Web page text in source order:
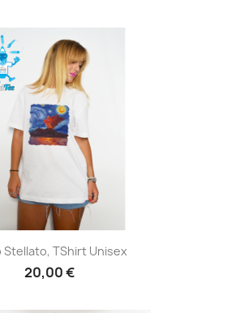
Stellato, TShirt Unisex
20,00 €